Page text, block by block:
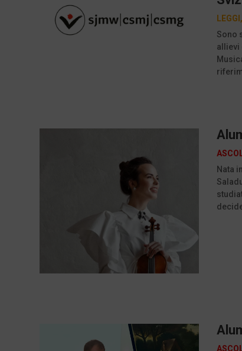
LEGGI ,
Sono
allievi
Nata